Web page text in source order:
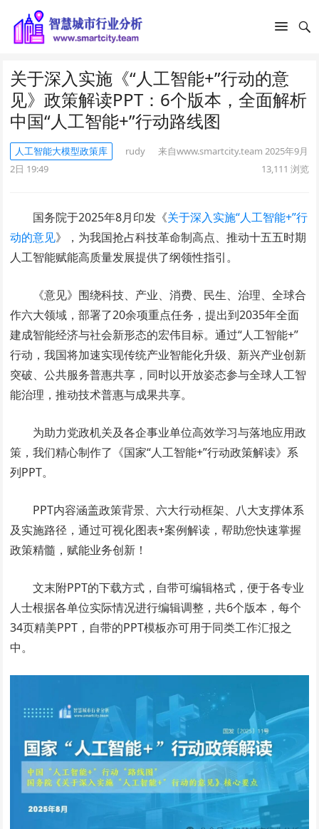
关于深入实施《“人工智能+”行动的意
见》政策解读PPT：6个版本，全面解析
中国“人工智能+”行动路线图
人工智能大模型政策库 rudy 来自www.smartcity.team 2025年9月
2日 19:49
13,111 浏览
国务院于2025年8月印发《关于深入实施“人工智能+”行
动的意见》，为我国抢占科技革命制高点、推动十五五时期
人工智能赋能高质量发展提供了纲领性指引。
《意见》围绕科技、产业、消费、民生、治理、全球合
作六大领域，部署了20余项重点任务，提出到2035年全面
建成智能经济与社会新形态的宏伟目标。通过“人工智能+”
行动，我国将加速实现传统产业智能化升级、新兴产业创新
突破、公共服务普惠共享，同时以开放姿态参与全球人工智
能治理，推动技术普惠与成果共享。
为助力党政机关及各企事业单位高效学习与落地应用政
策，我们精心制作了《国家“人工智能+”行动政策解读》系
列PPT。
PPT内容涵盖政策背景、六大行动框架、八大支撑体系
及实施路径，通过可视化图表+案例解读，帮助您快速掌握
政策精髓，赋能业务创新！
文末附PPT的下载方式，自带可编辑格式，便于各专业
人士根据各单位实际情况进行编辑调整，共6个版本，每个
34页精美PPT， 自带的PPT模板亦可用于同类工作汇报之
中。